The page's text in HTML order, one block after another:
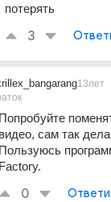
потерять
3
13лет
Попробуйте
видео, сам так
Пользуюсь
Factory.
0